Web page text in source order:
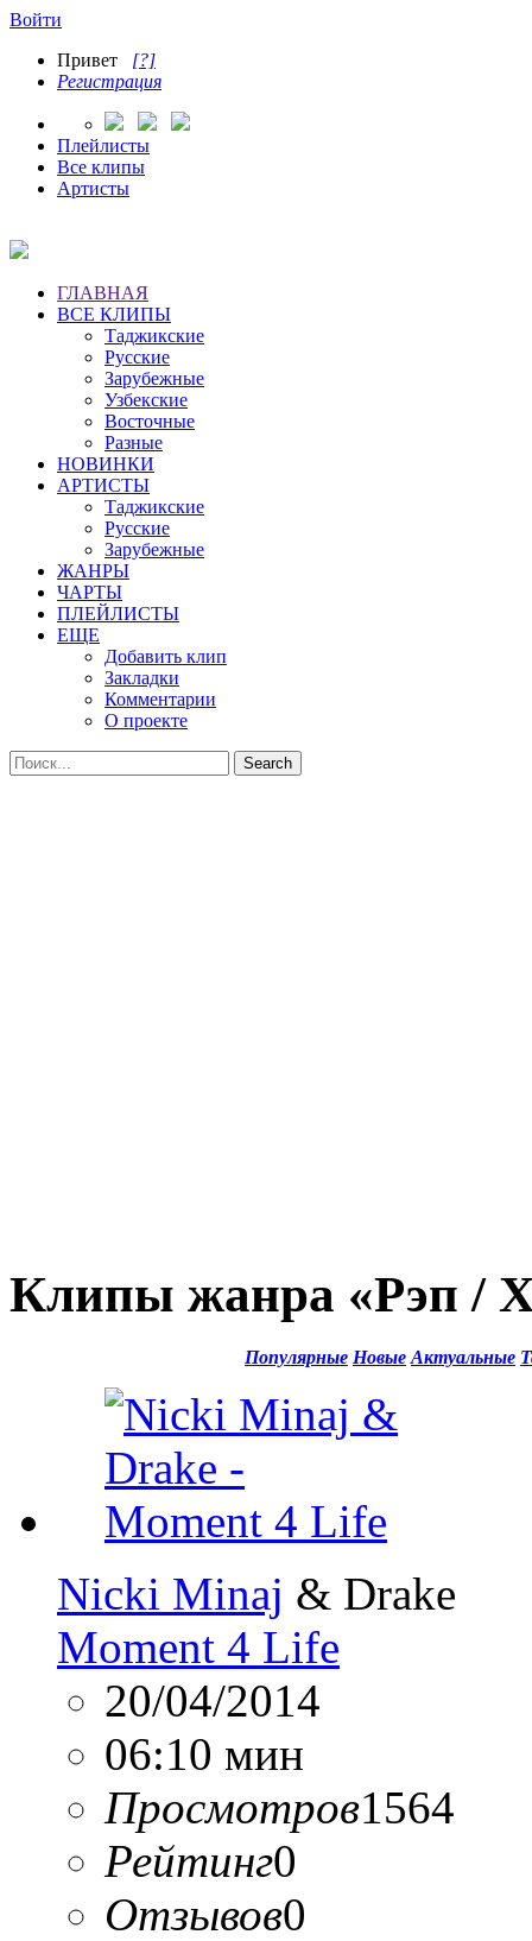
Войти
Привет [?]
Регистрация
Плейлисты
Все клипы
Артисты
ГЛАВНАЯ
ВСЕ КЛИПЫ
Таджикские
Русские
Зарубежные
Узбекские
Восточные
Разные
НОВИНКИ
АРТИСТЫ
Таджикские
Русские
Зарубежные
ЖАНРЫ
ЧАРТЫ
ПЛЕЙЛИСТЫ
ЕЩЕ
Добавить клип
Закладки
Комментарии
О проекте
Клипы жанра «Рэп /
Популярные Новые Актуальные
Nicki Minaj & Drake
Moment 4 Life
20/04/2014
06:10 мин
Просмотров1564
Рейтинг0
Отзывов0